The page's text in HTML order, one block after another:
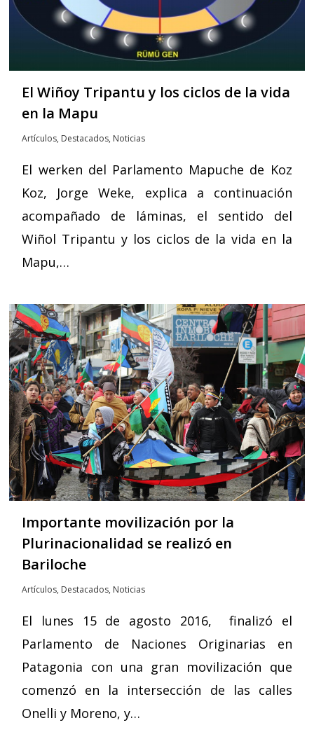
El Wiñoy Tripantu y los ciclos de la vida
en la Mapu
Artículos, Destacados, Noticias
El werken del Parlamento Mapuche de Koz
Koz, Jorge Weke, explica a continuación
acompañado de láminas, el sentido del
Wiñol Tripantu y los ciclos de la vida en la
Mapu,…
Importante movilización por la
Plurinacionalidad se realizó en
Bariloche
Artículos, Destacados, Noticias
El lunes 15 de agosto 2016, finalizó el
Parlamento de Naciones Originarias en
Patagonia con una gran movilización que
comenzó en la intersección de las calles
Onelli y Moreno, y…